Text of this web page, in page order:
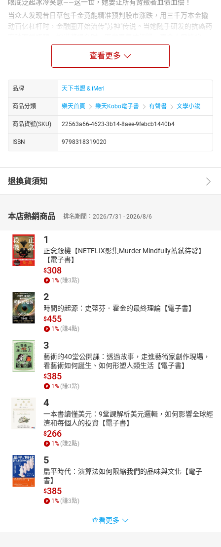
眼底泛起冰冷笑意——这一世，她要让所有背叛者血债血偿！
当众人发现昔日草包千金竟能精准预判股市涨跌，用三千万本金撬
动百亿杠杆时，金融圈开始流传"苏神"传说。当她随手研发的抗癌药
是，这个被嘲"乡巴佬"的少女，竟在三个月内将濒临破产的苏氏集团
打造成跨国科技巨头，旗下量子计算机、脑机接口技术领先全球三
“苏总，法航集团愿出千亿求购AI芯片专利！”
"告诉他们，核心技术永不出售。"少女转动着无名指上的黑钻戒指，
在众人惊骇的目光中，将价值连城的专利图纸投入碎纸机。
暗处，全球首富傅九爷轻抚她颈间红绳，眼底翻涌着偏执占有
放手。
对手发现她每步棋都精准踩中时代风口时，殊不知这个少女脑中装
着未来三十年的商业蓝图。当曾经欺辱她的继母跪在傅氏大厦前求
饶，当伪善妹妹在直播间痛哭流涕，她只是轻笑："游戏才刚开始。"
——他的女孩在万丈光芒中，终于活成了自己想要的模样。
http://www.youtube.com/channel/UC2yhCURng4uUjphEqZwKig/
查看更多
品牌 天下书盟 & iMerl
商品分類 樂天首頁 樂天Kobo電子書 有聲書 文學小說
商品貨號(SKU) 22563a66-4623-3b14-8aee-9febcb1440b4
ISBN 9798318319020
退換貨須知
本店熱銷商品 排名期間：2026/7/31 - 2026/8/6
1
正念殺機【NETFLIX影集Murder Mindfully蓄弒待發】
【電子書】
$308
1 % (賺3點)
2
時間的起源：史蒂芬．霍金的最終理論【電子書】
$455
1 % (賺4點)
3
藝術的40堂公開課：透過故事，走進藝術家創作現場，
看藝術如何誕生、如何形塑人類生活【電子書】
$385
1 % (賺3點)
4
一本書讀懂美元：9堂課解析美元邏輯，如何影響全球經
濟和每個人的投資【電子書】
$266
1 % (賺2點)
5
扁平時代：演算法如何限縮我們的品味與文化【電子
書】
$385
1 % (賺3點)
查看更多